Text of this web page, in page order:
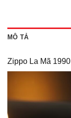
MÔ TẢ
Zippo La Mã